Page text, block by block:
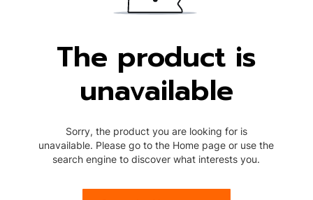
The product is
unavailable
Sorry, the product you are looking for is
unavailable. Please go to the Home page or use the
search engine to discover what interests you.